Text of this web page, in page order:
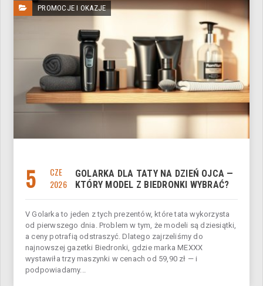
PROMOCJE I OKAZJE
5
CZE
2026
GOLARKA DLA TATY NA DZIEŃ OJCA —
KTÓRY MODEL Z BIEDRONKI WYBRAĆ?
V Golarka to jeden z tych prezentów, które tata wykorzysta
od pierwszego dnia. Problem w tym, że modeli są dziesiątki,
a ceny potrafią odstraszyć. Dlatego zajrzeliśmy do
najnowszej gazetki Biedronki, gdzie marka MEXXX
wystawiła trzy maszynki w cenach od 59,90 zł — i
podpowiadamy...